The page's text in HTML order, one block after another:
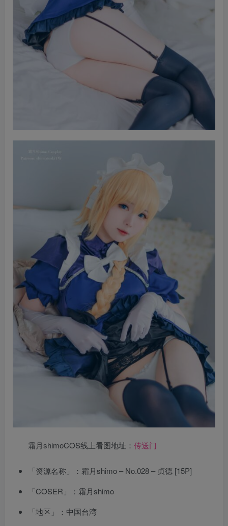
霜月shimoCOS线上看图地址： 传送门
「资源名称」：霜月shimo – No.028 – 贞德 [15P]
「COSER」：霜月shimo
「地区」：中国台湾